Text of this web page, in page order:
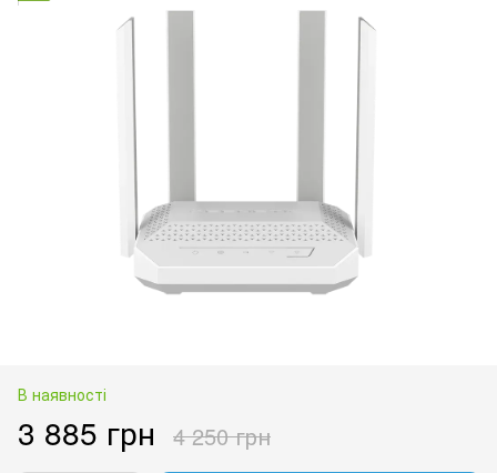
В наявності
3 885 грн 4 250 грн